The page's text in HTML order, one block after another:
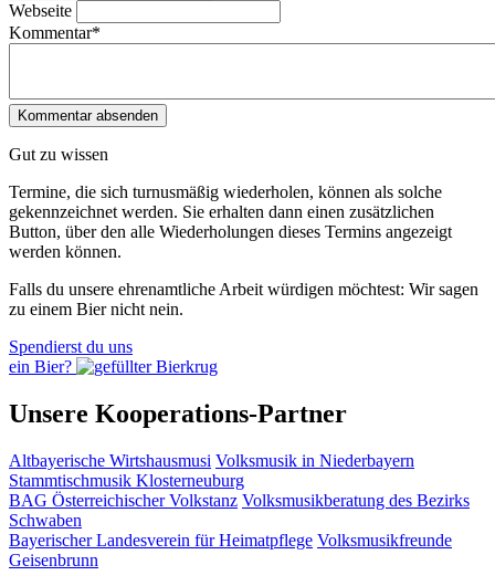
Webseite
Kommentar*
Gut zu wissen
Termine, die sich turnusmäßig wiederholen, können als solche
gekennzeichnet werden. Sie erhalten dann einen zusätzlichen
Button, über den alle Wiederholungen dieses Termins angezeigt
werden können.
Falls du unsere ehrenamtliche Arbeit würdigen möchtest: Wir sagen
zu einem Bier nicht nein.
Spendierst du uns
ein Bier?
Unsere Kooperations-Partner
Altbayerische Wirtshausmusi Volksmusik in Niederbayern
Stammtischmusik Klosterneuburg
BAG Österreichischer Volkstanz Volksmusikberatung des Bezirks
Schwaben
Bayerischer Landesverein für Heimatpflege Volksmusikfreunde
Geisenbrunn